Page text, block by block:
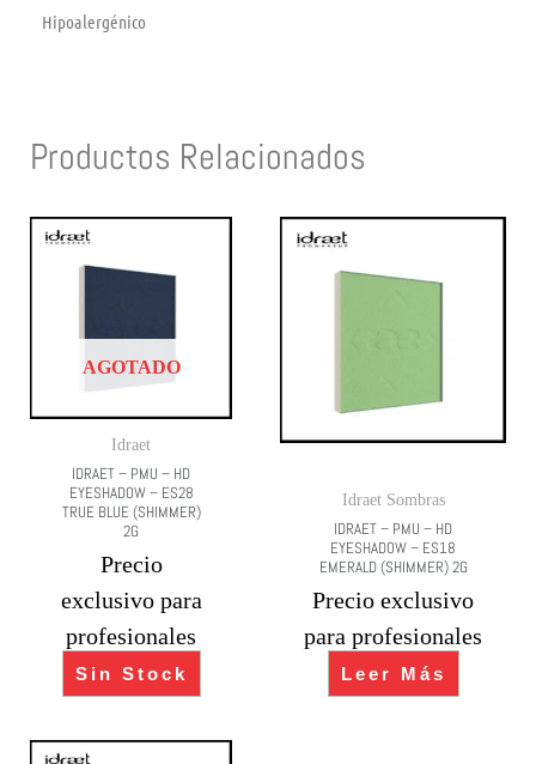
Hipoalergénico
Productos Relacionados
AGOTADO
Idraet
IDRAET – PMU – HD
EYESHADOW – ES28
TRUE BLUE (SHIMMER)
2G
Precio
exclusivo para
profesionales
Sin Stock
Idraet Sombras
IDRAET – PMU – HD
EYESHADOW – ES18
EMERALD (SHIMMER) 2G
Precio exclusivo
para profesionales
Leer Más